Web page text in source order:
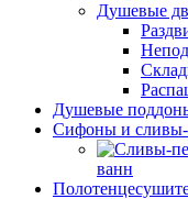
Душевые
Душевые
Сифоны и
ванн